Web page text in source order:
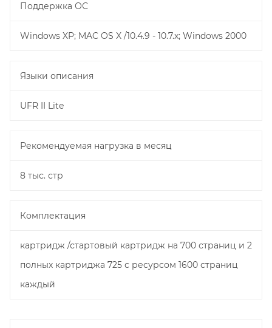
Поддержка ОС
Windows XP; MAC OS X /10.4.9 - 10.7.x; Windows 2000
Языки описания
UFR II Lite
Рекомендуемая нагрузка в месяц
8 тыс. стр
Комплектация
картридж /стартовый картридж на 700 страниц и 2
полных картриджа 725 с ресурсом 1600 страниц
каждый